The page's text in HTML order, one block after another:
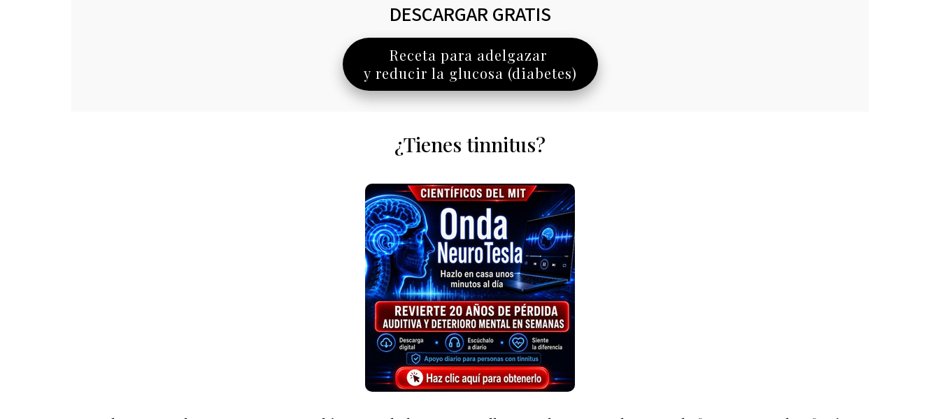
DESCARGAR GRATIS
Receta para adelgazar
y reducir la glucosa (diabetes)
¿Tienes tinnitus?